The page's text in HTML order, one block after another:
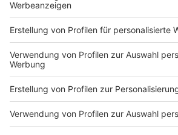
Schnitte, die
garantieren.
die jedem
Von Kasacks
zu
jedes Teil
Menschen
Modische Schnitte, die
garantieren. Und Farben, die
Persönlichkeit verleihen. Von
Hosen bis zu funktionalen Jacken
wurde für Menschen entwickelt,
Großes leisten. Mit dem Rabatt-
„NOTAUFNAHME20“ bekommt
auf alle Kleidungsstücke. Schaut
holt euch hochwertige und
Berufsbekleidung: